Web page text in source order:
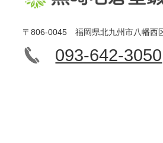
〒806-0045 福岡県北九州市八幡西
093-642-3050